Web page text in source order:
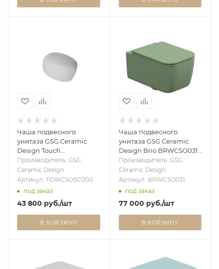
Чаша подвесного
унитаза GSG Ceramic
Design Touch
TOWCSOSC000, белый
глянцевый
TOWCSOSC000
Производитель: GSG
Ceramic Design
Артикул: TOWCSOSC000
под заказ
43 800 руб./шт
В КОРЗИНУ
Чаша подвесного
унитаза GSG Ceramic
Design Brio BRWCSO031,
Salvia Matt BRWCSO031
Производитель: GSG
Ceramic Design
Артикул: BRWCSO031
под заказ
77 000 руб./шт
В КОРЗИНУ